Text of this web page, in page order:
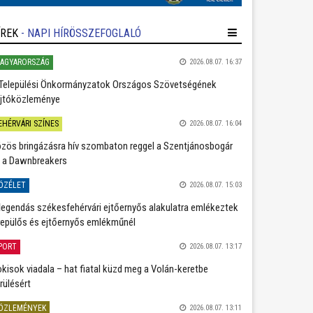
- NAPI HÍRÖSSZEFOGLALÓ
2026.08.07. 16:37
Önkormányzatok Országos Szövetségének
SZÍNES 2026.08.07. 16:04
bringázásra hív szombaton reggel a Szentjánosbogár
Dawnbreakers
2026.08.07. 15:03
székesfehérvári ejtőernyős alakulatra emlékeztek
és ejtőernyős emlékműnél
2026.08.07. 13:17
viadala – hat fiatal küzd meg a Volán-keretbe
2026.08.07. 13:11